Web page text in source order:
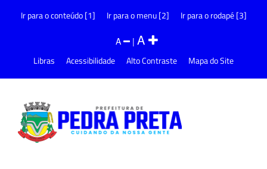
Ir para o conteúdo [1] Ir para o menu [2] Ir para o rodapé [3]
A |A
Libras Acessibilidade Alto Contraste Mapa do Site